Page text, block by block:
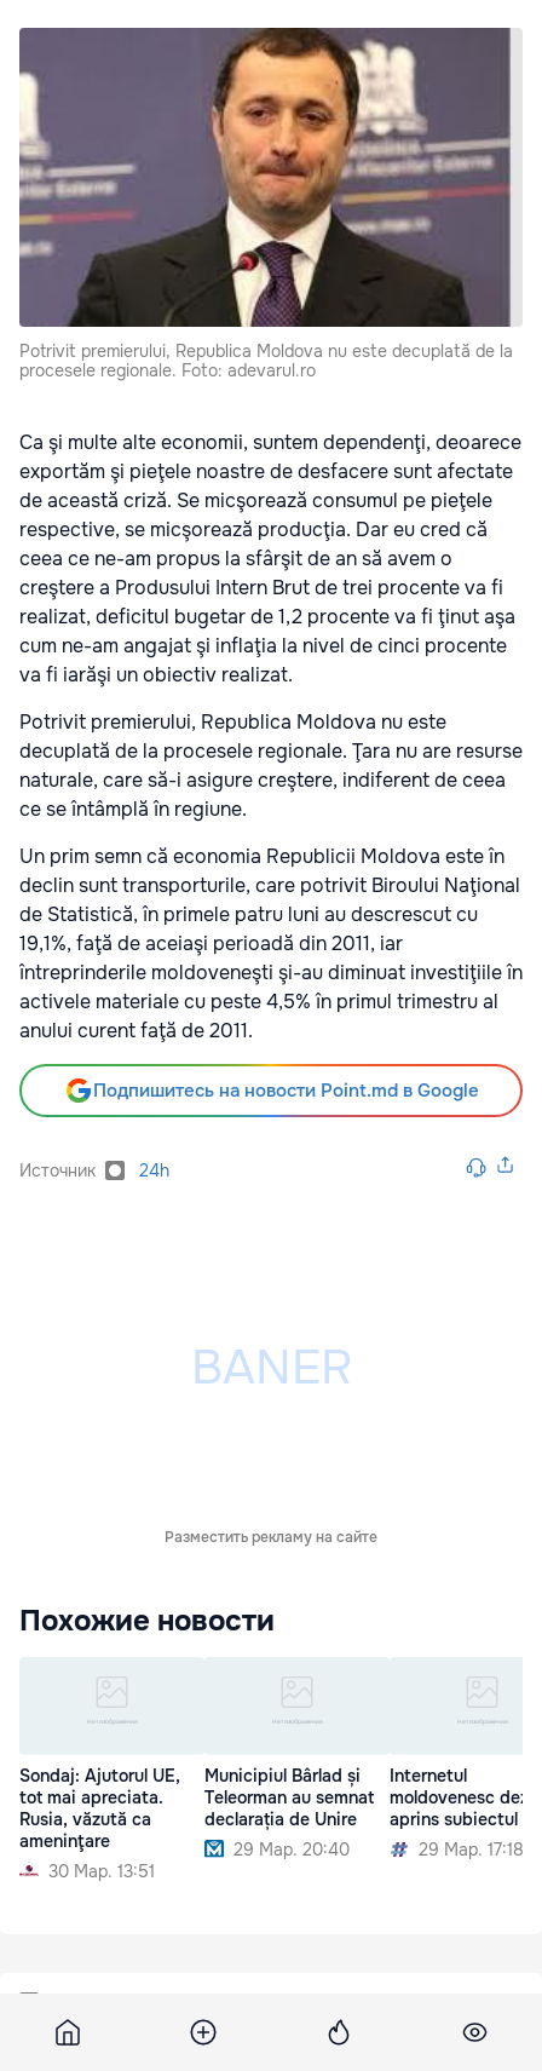
Potrivit premierului, Republica Moldova nu este decuplată de la
procesele regionale. Foto: adevarul.ro
Ca şi multe alte economii, suntem dependenţi, deoarece
exportăm şi pieţele noastre de desfacere sunt afectate
de această criză. Se micşorează consumul pe pieţele
respective, se micşorează producţia. Dar eu cred că
ceea ce ne-am propus la sfârşit de an să avem o
creştere a Produsului Intern Brut de trei procente va fi
realizat, deficitul bugetar de 1,2 procente va fi ţinut aşa
cum ne-am angajat şi inflaţia la nivel de cinci procente
va fi iarăşi un obiectiv realizat.
Potrivit premierului, Republica Moldova nu este
decuplată de la procesele regionale. Ţara nu are resurse
naturale, care să-i asigure creştere, indiferent de ceea
ce se întâmplă în regiune.
Un prim semn că economia Republicii Moldova este în
declin sunt transporturile, care potrivit Biroului Naţional
de Statistică, în primele patru luni au descrescut cu
19,1%, faţă de aceiaşi perioadă din 2011, iar
întreprinderile moldoveneşti şi-au diminuat investiţiile în
activele materiale cu peste 4,5% în primul trimestru al
anului curent faţă de 2011.
Подпишитесь на новости Point.md в Google
Источник 24h
Разместить рекламу на сайте
Похожие новости
Sondaj: Ajutorul UE,
tot mai apreciata.
Rusia, văzută ca
ameninţare
30 Мар. 13:51
Municipiul Bârlad și
Teleorman au semnat
declarația de Unire
29 Мар. 20:40
Internetul
moldovenesc
aprins subiectul
29 Мар. 17:18
Marfă decontrabandă, în valoare